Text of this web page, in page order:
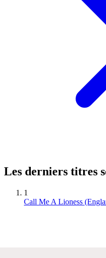
Les derniers titres
1
Call Me A Lioness